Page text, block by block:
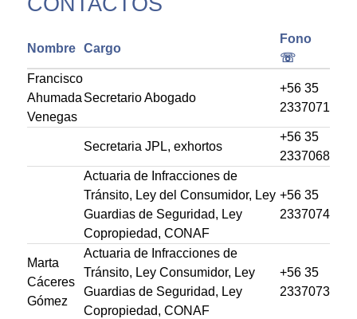
Nombre Cargo
Fono
☏
Francisco
Ahumada
Venegas
Secretario Abogado
+56 35
2337071
Secretaria JPL, exhortos
+56 35
2337068
Actuaria de Infracciones de
Tránsito, Ley del Consumidor, Ley
Guardias de Seguridad, Ley
Copropiedad, CONAF
+56 35
2337074
Marta
Cáceres
Gómez
Actuaria de Infracciones de
Tránsito, Ley Consumidor, Ley
Guardias de Seguridad, Ley
Copropiedad, CONAF
+56 35
2337073